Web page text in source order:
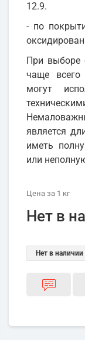
12.9.
- по
При выборе
чаще всего
могут
является
иметь
или
Цена за 1 кг
Нет в
Нет в наличии